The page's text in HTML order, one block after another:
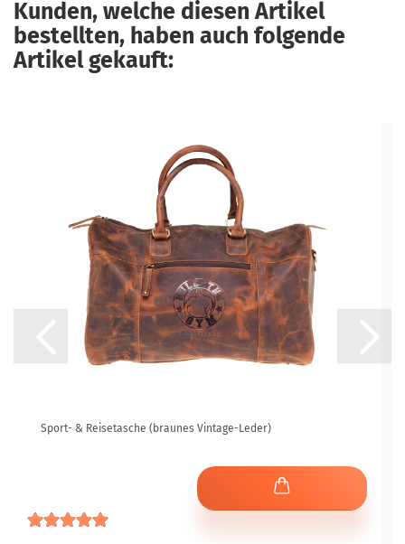
Kunden, welche diesen Artikel
bestellten, haben auch folgende
Artikel gekauft:
Sport- & Reisetasche (braunes Vintage-Leder)